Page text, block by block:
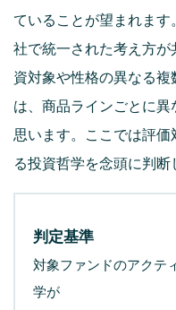
ていることが望まれま
社で統一された考え方
資対象や性格の異なる
は、商品ラインごとに
思います。ここでは評
る投資哲学を念頭に判断
判定基準
対象ファンドのアクテ
学が